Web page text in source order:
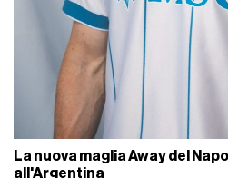
La nuova maglia Away del
all'Argentina